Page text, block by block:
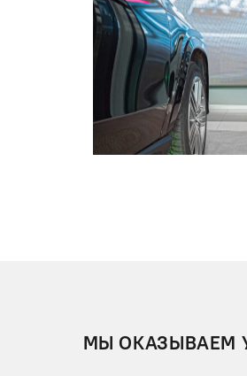
МЫ ОКАЗЫВАЕМ